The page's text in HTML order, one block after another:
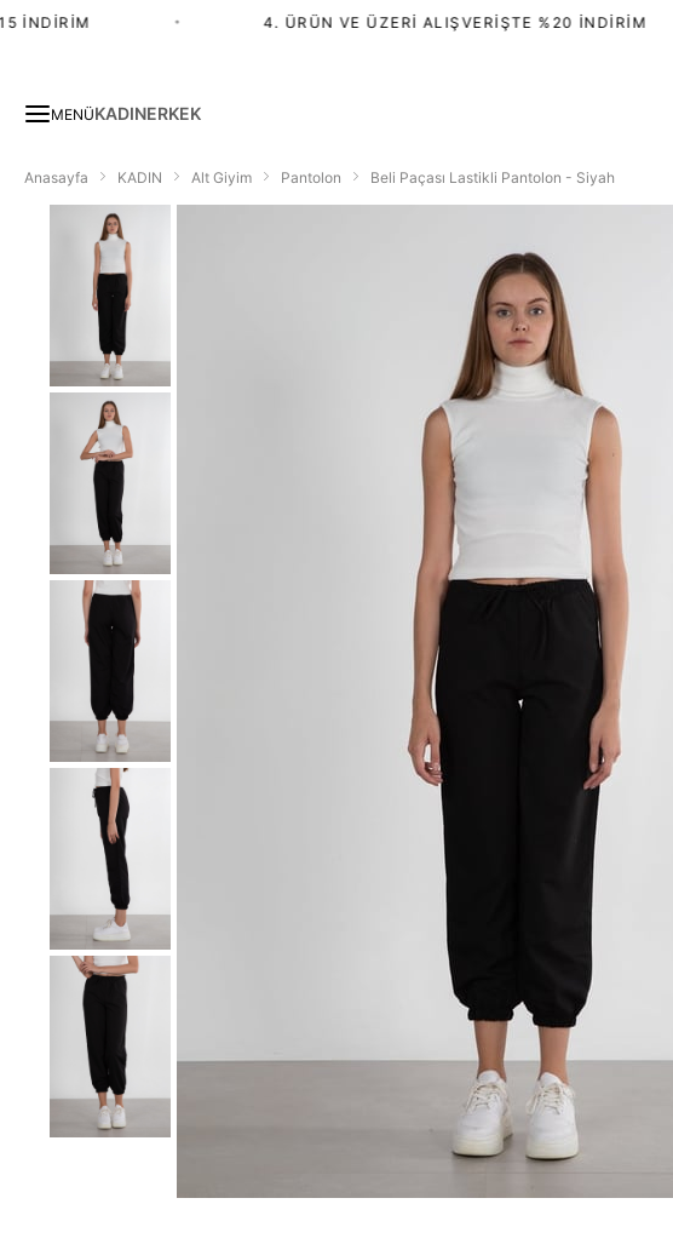
4. ÜRÜN VE ÜZERI ALIŞVERIŞTE %20 İNDIRIM
MENÜKADINERKEK
Anasayfa KADIN Alt Giyim Pantolon Beli Paçası Lastikli Pantolon - Siyah